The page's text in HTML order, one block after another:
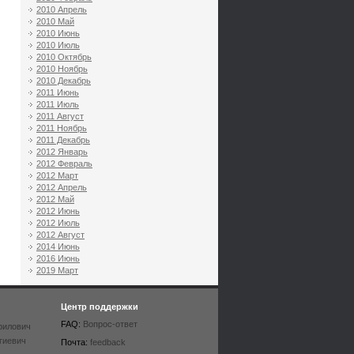
2010 Апрель
2010 Май
2010 Июнь
2010 Июль
2010 Октябрь
2010 Ноябрь
2010 Декабрь
2011 Июнь
2011 Июль
2011 Август
2011 Ноябрь
2011 Декабрь
2012 Январь
2012 Февраль
2012 Март
2012 Апрель
2012 Май
2012 Июнь
2012 Июль
2012 Август
2014 Июнь
2016 Июнь
2019 Март
Центр поддержки
FAQ: Вопрос-ответ
Почта: feedback